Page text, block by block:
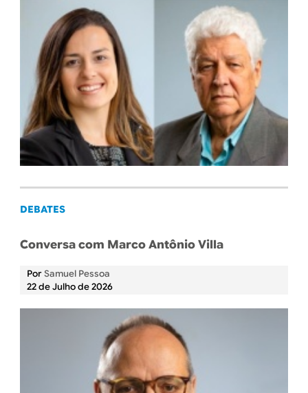
DEBATES
Conversa com Marco Antônio Villa
PorSamuel Pessoa
22 de Julho de 2026